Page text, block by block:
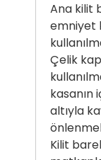
Ana kilit
emniyet
Çelik
kasanın
altıyla
Kilit